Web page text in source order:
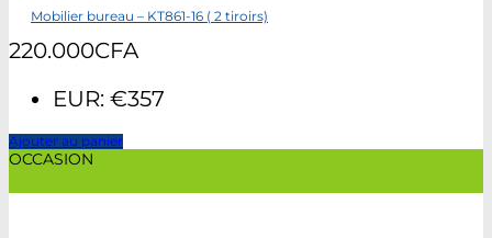
Mobilier bureau – KT861-16 ( 2 tiroirs)
220.000CFA
EUR: €357
Ajouter au panier
OCCASION